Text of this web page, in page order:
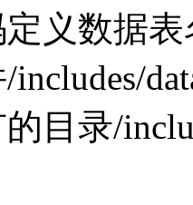
义数据表
目录/